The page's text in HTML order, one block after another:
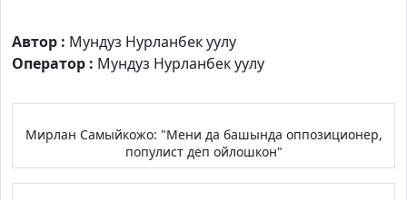
Автор : Мундуз Нурланбек уулу
Оператор : Мундуз Нурланбек уулу
Мирлан Самыйкожо: "Мени да башында оппозиционер,
популист деп ойлошкон"